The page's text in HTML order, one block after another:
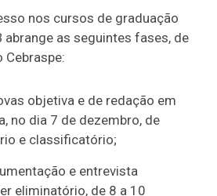
nos cursos de graduação
abrange as seguintes fases, de
Cebraspe:
objetiva e de redação em
no dia 7 de dezembro, de
e classificatório;
e entrevista
eliminatório, de 8 a 10